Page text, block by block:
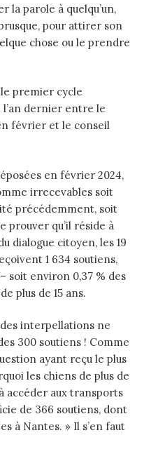
la parole à quelqu’un,
pour attirer son
chose ou le prendre
premier cycle
l’an dernier entre le
février et le conseil
en février 2024,
irrecevables soit
précédemment, soit
prouver qu’il réside à
dialogue citoyen, les 19
1 634 soutiens,
soit environ 0,37 % des
plus de 15 ans.
interpellations ne
300 soutiens ! Comme
ayant reçu le plus
les chiens de plus de
accéder aux transports
de 366 soutiens, dont
à Nantes. » Il s’en faut